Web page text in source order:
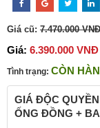
Giá cũ: 7.470.000 VNĐ
Giá: 6.390.000 VNĐ
Tình trạng: CÒN
GIÁ ĐỘC
ỐNG ĐỒNG +